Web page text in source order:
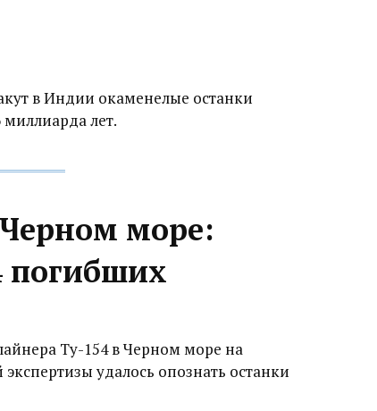
в Индии окаменелые останки
лет.
море:
погибших
Ту-154 в Черном море на
удалось опознать останки